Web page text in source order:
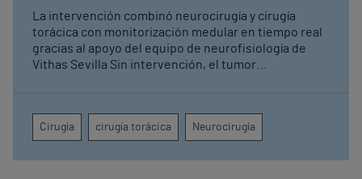
La intervención combinó neurocirugía y cirugía
torácica con monitorización medular en tiempo real
gracias al apoyo del equipo de neurofisiología de
Vithas Sevilla Sin intervención, el tumor
cadera hasta la región perianal
Cirugía cirugía torácica Neurocirugía